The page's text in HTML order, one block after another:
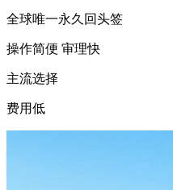
全球唯一永久回头签
操作简便 审理快
主流选择
费用低